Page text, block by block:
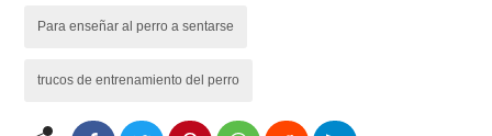
Para enseñar al perro a sentarse
trucos de entrenamiento del perro